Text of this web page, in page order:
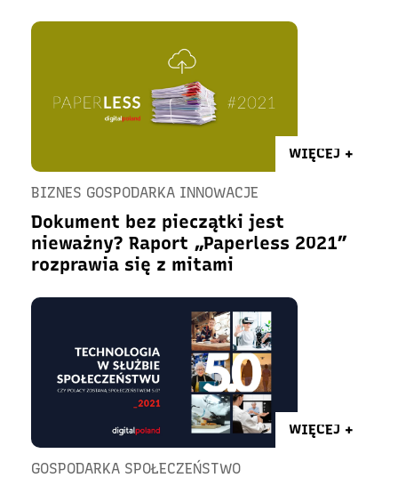
WIĘCEJ +
BIZNES GOSPODARKA INNOWACJE
Dokument bez pieczątki jest
nieważny? Raport „Paperless 2021”
rozprawia się z mitami
WIĘCEJ +
GOSPODARKA SPOŁECZEŃSTWO